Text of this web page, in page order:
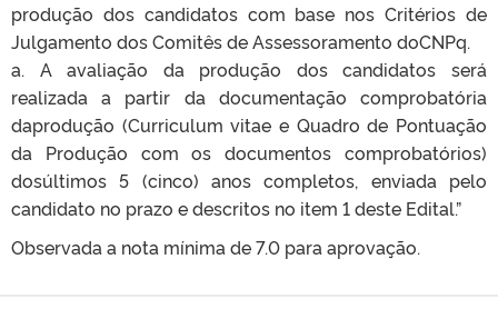
produção dos candidatos com base nos Critérios de
Julgamento dos Comitês de Assessoramento doCNPq.
a. A avaliação da produção dos candidatos será
realizada a partir da documentação comprobatória
daprodução (Curriculum vitae e Quadro de Pontuação
da Produção com os documentos comprobatórios)
dosúltimos 5 (cinco) anos completos, enviada pelo
candidato no prazo e descritos no item 1 deste Edital.”
Observada a nota mínima de 7.0 para aprovação.